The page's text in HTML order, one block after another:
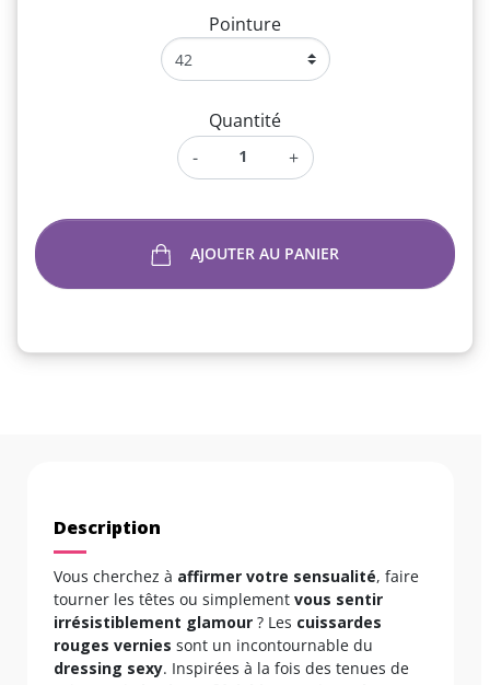
Pointure
Quantité
-
+
AJOUTER AU PANIER
Description
Vous cherchez à affirmer votre sensualité, faire
tourner les têtes ou simplement vous sentir
irrésistiblement glamour ? Les cuissardes
rouges vernies sont un incontournable du
dressing sexy. Inspirées à la fois des tenues de